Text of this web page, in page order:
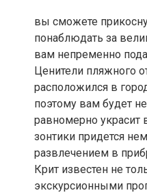
вы сможете
понаблюдать за
вам непременно
Ценители пляжного
расположился в
поэтому вам будет
равномерно
зонтики придется
развлечением в
Крит известен не
экскурсионными